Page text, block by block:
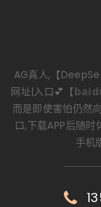
AG真人,【
网址|入口💕【
而是即使害怕仍然
口,下载APP后随
手机